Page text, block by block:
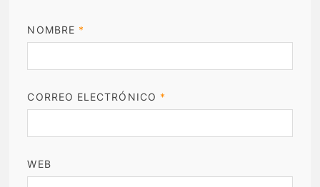
NOMBRE *
CORREO ELECTRÓNICO *
WEB